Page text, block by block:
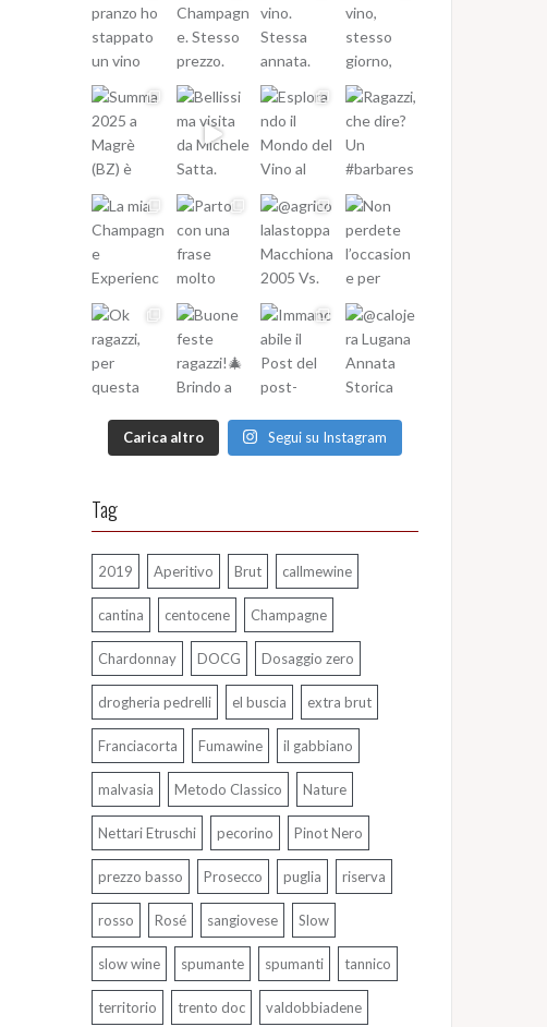
Carica altro Segui su Instagram
Tag
2019 Aperitivo Brut callmewine
cantina centocene Champagne
Chardonnay DOCG Dosaggio zero
drogheria pedrelli el buscia extra brut
Franciacorta Fumawine il gabbiano
malvasia Metodo Classico Nature
Nettari Etruschi pecorino Pinot Nero
prezzo basso Prosecco puglia riserva
rosso Rosé sangiovese Slow
slow wine spumante spumanti tannico
territorio trento doc valdobbiadene